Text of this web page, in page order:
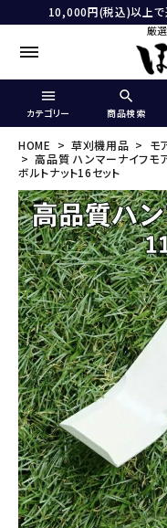
10,000円(税込)以上
厳
カテゴリー 商品検索
HOME 草刈機用品 モ
高品質 ハンマーナイフ
ボルトナット16セット